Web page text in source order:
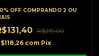
OFF COMPRANDO 2 OU
R$219,00
com Pix